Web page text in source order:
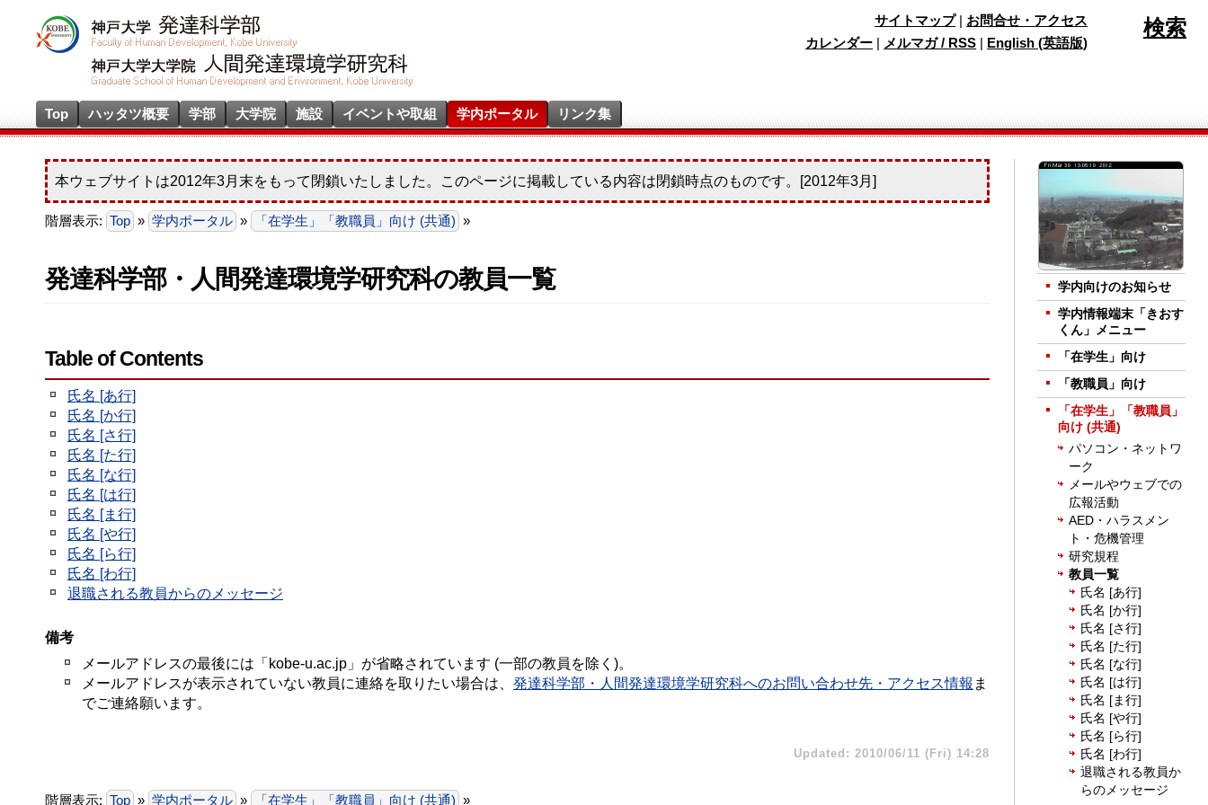
サイトマップ| お問合せ・アクセス
カレンダー
メルマガ / RSS English (英語版)
検索
Top ハッタツ概要 学部 大学院 施設 イベントや取組 学内ポータル リンク集
本ウェブサイトは2012年3月末をもって閉鎖いたしました。このページに掲載している内容は閉鎖時点のものです。[2012年3月]
階層表示: Top » 学内ポータル » 「在学生」「教職員」向け (共通) »
発達科学部・人間発達環境学研究科の教員一覧
Table of Contents
氏名 [あ行]
氏名 [か行]
氏名 [さ行]
氏名 [た行]
氏名 [な行]
氏名 [は行]
氏名 [ま行]
氏名 [や行]
氏名 [ら行]
氏名 [わ行]
退職される教員からのメッセージ
備考
メールアドレスの最後には「kobe-u.ac.jp」が省略されています (一部の教員を除く)。
メールアドレスが表示されていない教員に連絡を取りたい場合は、 発達科学部・人間発達環境学研究科へのお問い合わせ先・アクセス情報 ま
でご連絡願います。
Updated: 2010/06/11 (Fri) 14:28
階層表示: Top » 学内ポータル » 「在学生」「教職員」向け (共通) »
学内向けのお知らせ
学内情報端末「きおす
くん」メニュー
「在学生」向け
「教職員」向け
「在学生」「教職員」
向け (共通)
パソコン・ネットワ
ーク
メールやウェブでの
広報活動
AED・ハラスメン
ト・危機管理
研究規程
教員一覧
氏名 [あ行]
氏名 [か行]
氏名 [さ行]
氏名 [た行]
氏名 [な行]
氏名 [は行]
氏名 [ま行]
氏名 [や行]
氏名 [ら行]
氏名 [わ行]
退職される教員か
らのメッセージ